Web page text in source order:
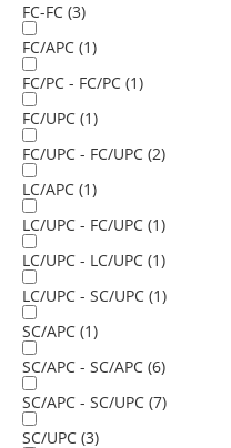
FC-FC (3)
FC/APC (1)
FC/PC - FC/PC (1)
FC/UPC (1)
FC/UPC - FC/UPC (2)
LC/APC (1)
LC/UPC - FC/UPC (1)
LC/UPC - LC/UPC (1)
LC/UPC - SC/UPC (1)
SC/APC (1)
SC/APC - SC/APC (6)
SC/APC - SC/UPC (7)
SC/UPC (3)